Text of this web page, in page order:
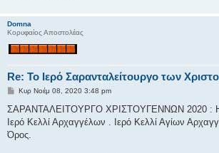
Domna
Κορυφαίος Αποστολέας
Re: Το Ιερό Σαρανταλείτουργο των
Δ
μ
σ
ί
ε
Κυρ Νοέμ 08, 2020 3:48 pm
ΣΑΡΑΝΤΑΛΕΙΤΟΥΡΓΟ ΧΡΙΣΤΟΥΓΕΝΝΩΝ 2020 : Η
Ιερό Κελλί Αρχαγγέλων . Ιερό Κελλί Αγίων
Όρος.